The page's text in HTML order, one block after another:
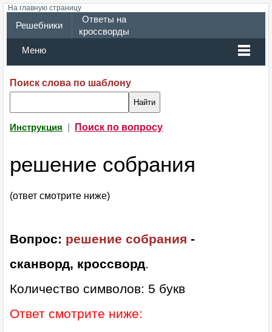
На главную страницу
Решебники
Ответы на
кроссворды
Меню
Поиск слова по шаблону
Инструкция Поиск по вопросу
решение собрания
(ответ смотрите ниже)
Вопрос: решение собрания -
сканворд, кроссворд.
Количество символов: 5 букв
Ответ смотрите ниже: